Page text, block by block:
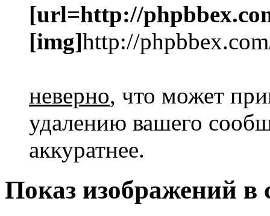
[url=http://
[img]http://
неверно, что может
удалению вашего
аккуратнее.
Показ изображений в